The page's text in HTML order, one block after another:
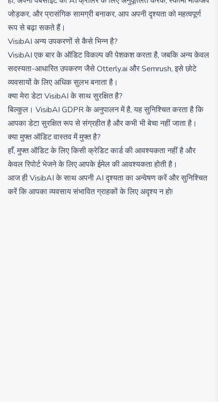
जोड़कर, और प्रासंगिक सामग्री बनाकर, आप अपनी दृश्यता को महत्वपूर्ण
रूप से बढ़ा सकते हैं।
VisibAI अन्य उपकरणों से कैसे भिन्न है?
VisibAI एक बार के ऑडिट विकल्प की पेशकश करता है, जबकि अन्य केवल
सदस्यता-आधारित उपकरण जैसे Otterly.ai और Semrush, इसे छोटे
व्यवसायों के लिए अधिक सुलभ बनाता है।
क्या मेरा डेटा VisibAI के साथ सुरक्षित है?
बिल्कुल। VisibAI GDPR के अनुपालन में है, यह सुनिश्चित करता है कि
आपका डेटा सुरक्षित रूप से संग्रहीत है और कभी भी बेचा नहीं जाता है।
क्या मुफ्त ऑडिट वास्तव में मुफ्त है?
हाँ, मुफ्त ऑडिट के लिए किसी क्रेडिट कार्ड की आवश्यकता नहीं है और
केवल रिपोर्ट भेजने के लिए आपके ईमेल की आवश्यकता होती है।
आज ही VisibAI के साथ अपनी AI दृश्यता का अन्वेषण करें और सुनिश्चित
करें कि आपका व्यवसाय संभावित ग्राहकों के लिए अदृश्य न हो!